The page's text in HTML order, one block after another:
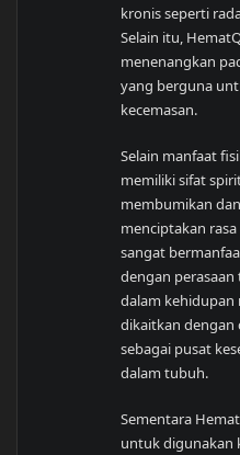
kronis seperti
Selain itu,
menenangkan
yang berguna
kecemasan.
Selain manfaat
memiliki sifat
membumikan
menciptakan
sangat
dengan
dalam kehidupan
dikaitkan dengan
sebagai pusat
dalam tubuh.
Sementara
untuk digunakan